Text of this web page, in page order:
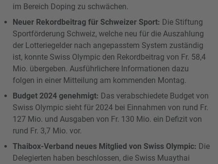
im Bereich Doping zu schwächen.
Neuer Rekordbeitrag für Schweizer Sport: Die Stiftung
Sportförderung Schweiz, welche neu für die Auszahlung
der Lotteriegelder nach angepasstem System zuständig
ist, konnte Swiss Olympic den Rekordbeitrag von Fr. 58,4
Mio. übergeben. Ausführlichere Informationen dazu
folgen in einer Mitteilung am kommenden Montag.
Budget 2024 genehmigt: Das verabschiedete Budget von
Swiss Olympic sieht für 2024 bei Einnahmen von rund Fr.
127 Mio. und Ausgaben von Fr. 130 Mio. ein Defizit von
rund Fr. 3,7 Mio. vor.
Thaibox-Verband neues Mitglied von Swiss Olympic: Die
Delegierten haben beschlossen, die Swiss Muaythai